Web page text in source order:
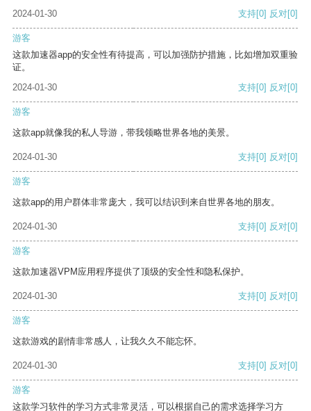
2024-01-30
支持[0] 反对[0]
游客
这款加速器app的安全性有待提高，可以加强防护措施，比如增加双重验
证。
2024-01-30
支持[0] 反对[0]
游客
这款app就像我的私人导游，带我领略世界各地的美景。
2024-01-30 支持[0] 反对[0]
游客
这款app的用户群体非常庞大，我可以结识到来自世界各地的朋友。
2024-01-30 支持[0] 反对[0]
游客
这款加速器VPM应用程序提供了顶级的安全性和隐私保护。
2024-01-30 支持[0] 反对[0]
游客
这款游戏的剧情非常感人，让我久久不能忘怀。
2024-01-30 支持[0] 反对[0]
游客
这款学习软件的学习方式非常灵活，可以根据自己的需求选择学习方